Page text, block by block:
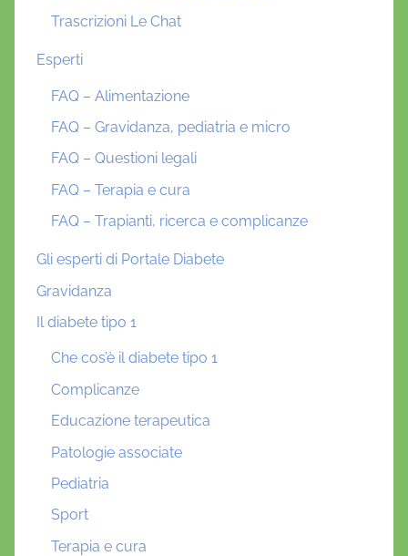
Trascrizioni Le Chat
Esperti
FAQ – Alimentazione
FAQ – Gravidanza, pediatria e micro
FAQ – Questioni legali
FAQ – Terapia e cura
FAQ – Trapianti, ricerca e complicanze
Gli esperti di Portale Diabete
Gravidanza
Il diabete tipo 1
Che cos’è il diabete tipo 1
Complicanze
Educazione terapeutica
Patologie associate
Pediatria
Sport
Terapia e cura